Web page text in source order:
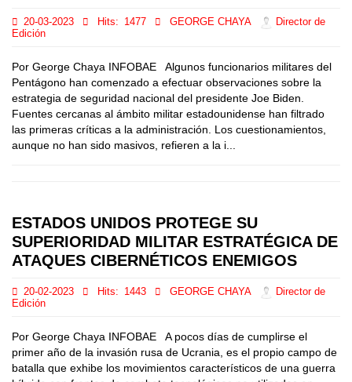
20-03-2023 Hits: 1477 GEORGE CHAYA
Director de
Edición
Por George Chaya INFOBAE Algunos funcionarios militares del
Pentágono han comenzado a efectuar observaciones sobre la
estrategia de seguridad nacional del presidente Joe Biden.
Fuentes cercanas al ámbito militar estadounidense han filtrado
las primeras críticas a la administración. Los cuestionamientos,
aunque no han sido masivos, refieren a la i...
ESTADOS UNIDOS PROTEGE SU
SUPERIORIDAD MILITAR ESTRATÉGICA DE
ATAQUES CIBERNÉTICOS ENEMIGOS
20-02-2023 Hits: 1443 GEORGE CHAYA
Director de
Edición
Por George Chaya INFOBAE A pocos días de cumplirse el
primer año de la invasión rusa de Ucrania, es el propio campo de
batalla que exhibe los movimientos característicos de una guerra